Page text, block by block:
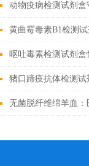
动物疫病检测试剂